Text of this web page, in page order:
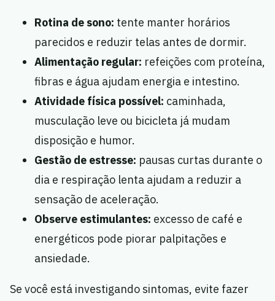
Rotina de sono: tente manter horários
parecidos e reduzir telas antes de dormir.
Alimentação regular: refeições com proteína,
fibras e água ajudam energia e intestino.
Atividade física possível: caminhada,
musculação leve ou bicicleta já mudam
disposição e humor.
Gestão de estresse: pausas curtas durante o
dia e respiração lenta ajudam a reduzir a
sensação de aceleração.
Observe estimulantes: excesso de café e
energéticos pode piorar palpitações e
ansiedade.
Se você está investigando sintomas, evite fazer